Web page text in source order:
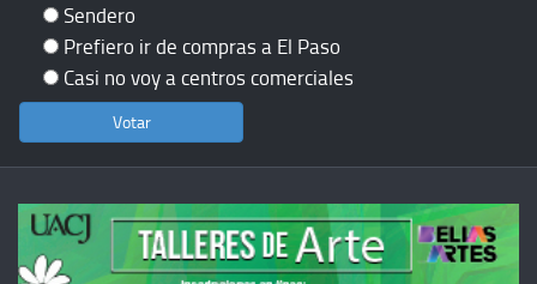
Sendero
Prefiero ir de compras a El Paso
Casi no voy a centros comerciales